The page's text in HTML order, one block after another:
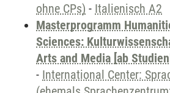
ohne CPs) - Italienisch A2
Masterprogramm
Sciences:
Arts and Media [ab
- International Center: